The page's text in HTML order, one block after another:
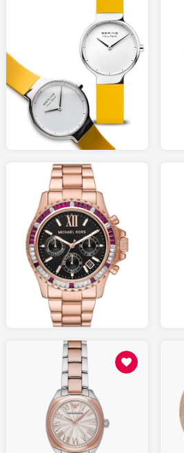
128.00
AMAZON.fr
290.00
AMAZON.fr
159.00